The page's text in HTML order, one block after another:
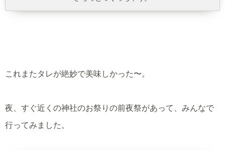
これまたタレが絶妙で美味しかった〜。
夜、すぐ近くの神社のお祭りの前夜祭があって、みんなで
行ってみました。